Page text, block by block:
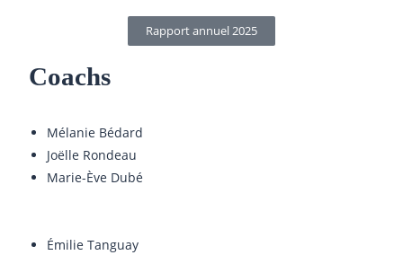
Rapport annuel 2025
Coachs
Mélanie Bédard
Joëlle Rondeau
Marie-Ève Dubé
Émilie Tanguay